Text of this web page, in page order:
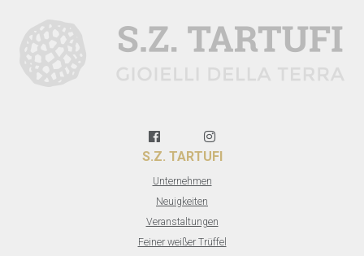
S.Z. TARTUFI
Unternehmen
Neuigkeiten
Veranstaltungen
Feiner weißer Trüffel